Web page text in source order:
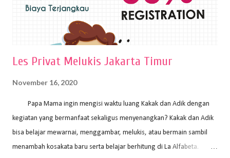
medianya Mem...
Les Privat Melukis Jakarta Timur
November 16, 2020
Papa Mama ingin mengisi waktu luang Kakak dan Adik dengan
kegiatan yang bermanfaat sekaligus menyenangkan? Kakak dan Adik
bisa belajar mewarnai, menggambar, melukis, atau bermain sambil
menambah kosakata baru serta belajar berhitung di La Alfabeta.